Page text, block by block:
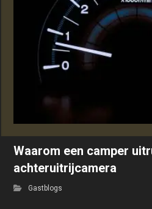
Waarom een camper
achteruitrijcamera
Gastblogs